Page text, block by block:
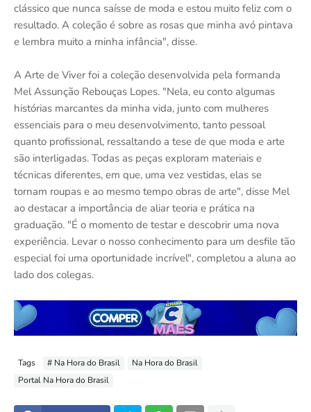
clássico que nunca saísse de moda e estou muito feliz com o
resultado. A coleção é sobre as rosas que minha avó pintava
e lembra muito a minha infância", disse.
A Arte de Viver foi a coleção desenvolvida pela formanda
Mel Assunção Rebouças Lopes. "Nela, eu conto algumas
histórias marcantes da minha vida, junto com mulheres
essenciais para o meu desenvolvimento, tanto pessoal
quanto profissional, ressaltando a tese de que moda e arte
são interligadas. Todas as peças exploram materiais e
técnicas diferentes, em que, uma vez vestidas, elas se
tornam roupas e ao mesmo tempo obras de arte", disse Mel
ao destacar a importância de aliar teoria e prática na
graduação. "É o momento de testar e descobrir uma nova
experiência. Levar o nosso conhecimento para um desfile tão
especial foi uma oportunidade incrível", completou a aluna ao
lado dos colegas.
Tags # Na Hora do Brasil
Na Hora do Brasil
Portal Na Hora do Brasil